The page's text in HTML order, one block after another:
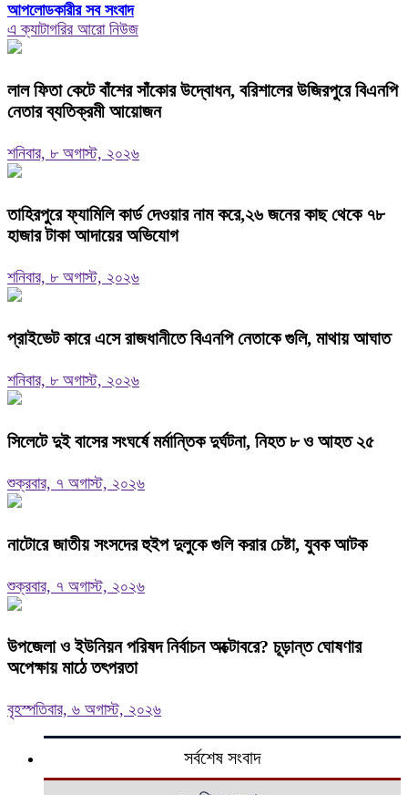
আপলোডকারীর সব সংবাদ
এ ক্যাটাগরির আরো নিউজ
‎লাল ফিতা কেটে বাঁশের সাঁকোর উদ্বোধন, বরিশালের উজিরপুরে বিএনপি
নেতার ব্যতিক্রমী আয়োজন
শনিবার, ৮ অগাস্ট, ২০২৬
তাহিরপুরে ফ্যামিলি কার্ড দেওয়ার নাম করে,২৬ জনের কাছ থেকে ৭৮
হাজার টাকা আদায়ের অভিযোগ
শনিবার, ৮ অগাস্ট, ২০২৬
প্রাইভেট কারে এসে রাজধানীতে বিএনপি নেতাকে গুলি, মাথায় আঘাত
শনিবার, ৮ অগাস্ট, ২০২৬
সিলেটে দুই বাসের সংঘর্ষে মর্মান্তিক দুর্ঘটনা, নিহত ৮ ও আহত ২৫
শুক্রবার, ৭ অগাস্ট, ২০২৬
নাটোরে জাতীয় সংসদের হুইপ দুলুকে গুলি করার চেষ্টা, যুবক আটক
শুক্রবার, ৭ অগাস্ট, ২০২৬
উপজেলা ও ইউনিয়ন পরিষদ নির্বাচন অক্টোবরে? চূড়ান্ত ঘোষণার
অপেক্ষায় মাঠে তৎপরতা
বৃহস্পতিবার, ৬ অগাস্ট, ২০২৬
সর্বশেষ সংবাদ